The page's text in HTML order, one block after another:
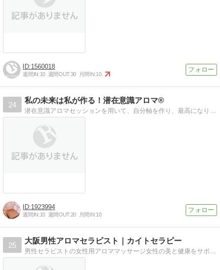
1560018
週間IN:10 週間OUT:30 月間IN:10
24
私の未来は私が作る！潜在意識アロマ®
1923994
週間IN:10 週間OUT:20 月間IN:10
25
大阪男性アロマセラピスト｜カイトセラピー